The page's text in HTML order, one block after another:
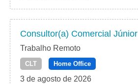
Consultor(a) Comercial Júnior
Trabalho Remoto
CLT Home Office
3 de agosto de 2026